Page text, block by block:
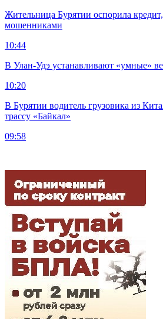
Жительница Бурятии оспорила
мошенниками
10:44
В Улан-Удэ устанавливают «умные»
10:20
В Бурятии водитель грузовика из
трассу «Байкал»
09:58